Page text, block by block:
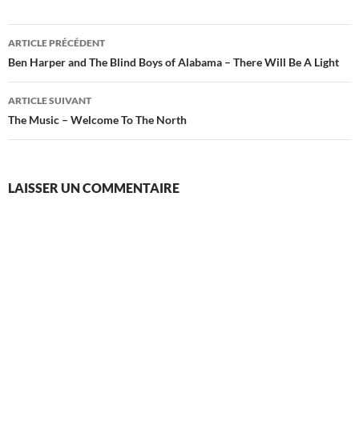
Navigation
des
articles
ARTICLE PRÉCÉDENT
Ben Harper and The Blind Boys of Alabama – There Will Be A Light
ARTICLE SUIVANT
The Music – Welcome To The North
LAISSER UN COMMENTAIRE